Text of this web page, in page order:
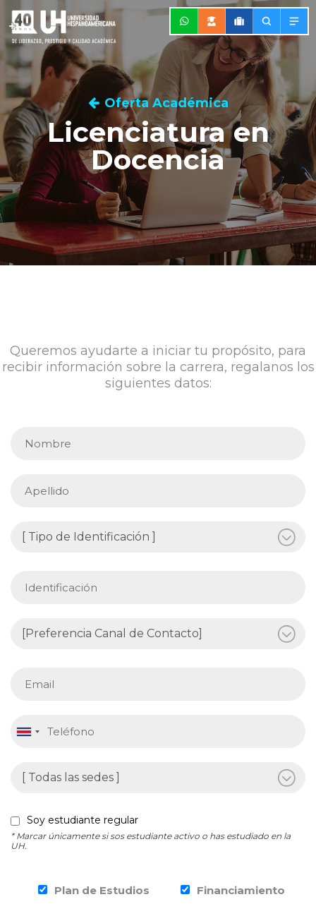
Oferta Académica
Licenciatura en
Docencia
Queremos ayudarte a iniciar tu propósito, para
recibir información sobre la carrera, regalanos los
siguientes datos:
Soy estudiante regular
* Marcar únicamente si sos estudiante activo o has estudiado en la
UH.
Plan de Estudios
Financiamiento